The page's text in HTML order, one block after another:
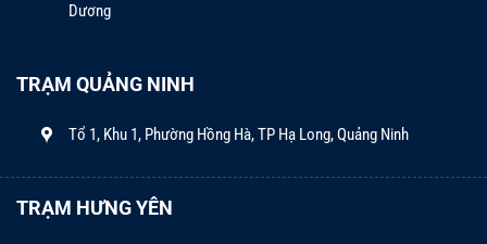
Dương
TRẠM QUẢNG NINH
Tổ 1, Khu 1, Phường Hồng Hà, TP Hạ Long, Quảng Ninh
TRẠM HƯNG YÊN